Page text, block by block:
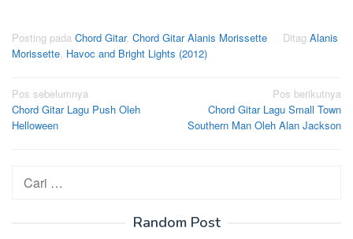
Posting pada Chord Gitar, Chord Gitar Alanis Morissette Ditag Alanis
Morissette, Havoc and Bright Lights (2012)
Navigasi
pos
Pos sebelumnya
Chord Gitar Lagu Push Oleh
Helloween
Pos berikutnya
Chord Gitar Lagu Small Town
Southern Man Oleh Alan Jackson
Cari
untuk:
Random Post